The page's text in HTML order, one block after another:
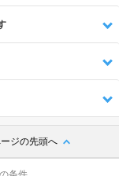
ジの先頭へ